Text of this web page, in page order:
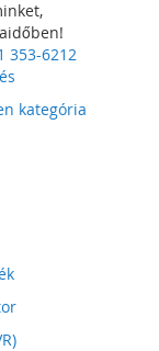
353-6212
kategória